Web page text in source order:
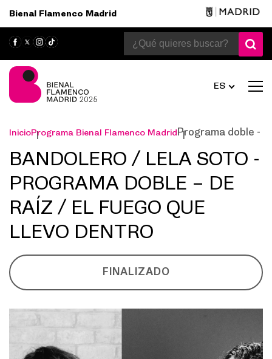
Bienal Flamenco Madrid
ES
InicioPrograma Bienal Flamenco Madrid Programa doble -
BANDOLERO / LELA SOTO -
PROGRAMA DOBLE – DE
RAÍZ / EL FUEGO QUE
LLEVO DENTRO
FINALIZADO